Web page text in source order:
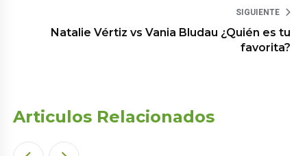
SIGUIENTE
Natalie Vértiz vs Vania Bludau ¿Quién es tu
favorita?
Articulos Relacionados